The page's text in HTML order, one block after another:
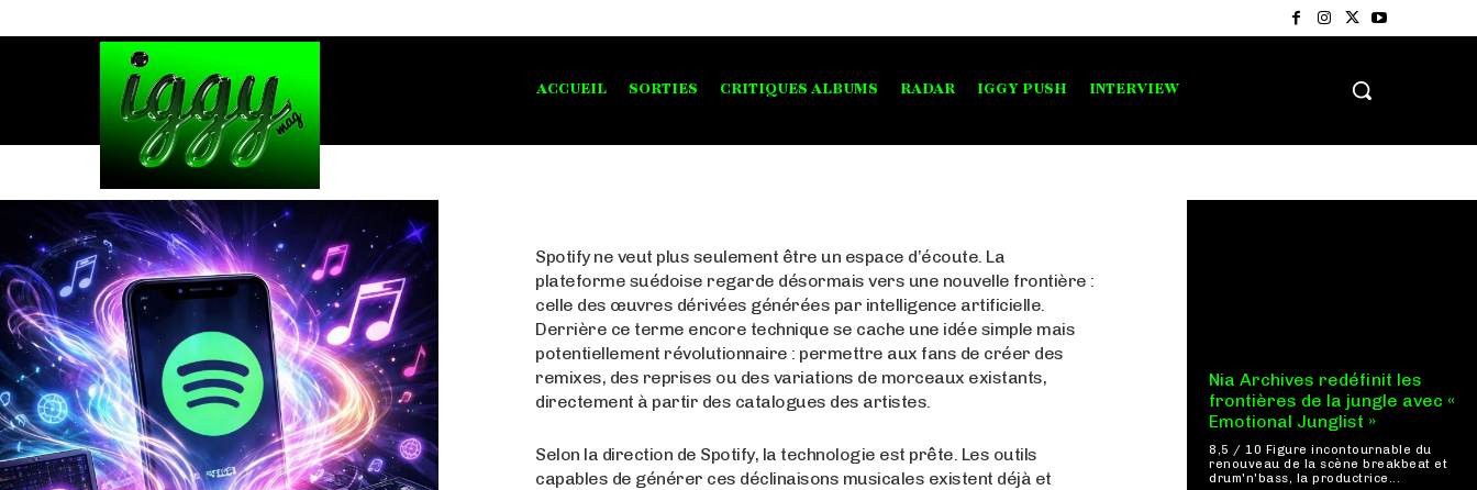
ACCUEIL SORTIES CRITIQUES ALBUMS RADAR IGGY PUSH INTERVIEW
Spotify ne veut plus seulement être un espace d’écoute. La
plateforme suédoise regarde désormais vers une nouvelle frontière :
celle des œuvres dérivées générées par intelligence artificielle.
Derrière ce terme encore technique se cache une idée simple mais
potentiellement révolutionnaire : permettre aux fans de créer des
remixes, des reprises ou des variations de morceaux existants,
directement à partir des catalogues des artistes.
Selon la direction de Spotify, la technologie est prête. Les outils
capables de générer ces déclinaisons musicales existent déjà et
Nia Archives redéfinit les
frontières de la jungle avec «
Emotional Junglist »
8,5 / 10 Figure incontournable du
renouveau de la scène breakbeat et
drum'n'bass, la productrice...